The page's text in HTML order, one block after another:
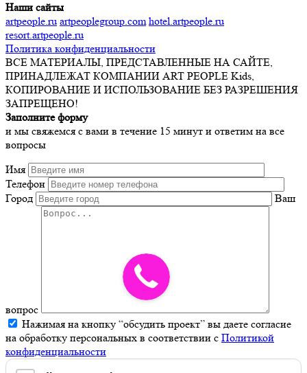
Наши сайты
artpeople.ru artpeoplegroup.com hotel.artpeople.ru
resort.artpeople.ru
Политика конфиденциальности
ВСЕ МАТЕРИАЛЫ, ПРЕДСТАВЛЕННЫЕ НА САЙТЕ,
ПРИНАДЛЕЖАТ КОМПАНИИ ART PEOPLE Kids,
КОПИРОВАНИЕ И ИСПОЛЬЗОВАНИЕ БЕЗ РАЗРЕШЕНИЯ
ЗАПРЕЩЕНО!
Заполните форму
и мы свяжемся с вами в течение 15 минут и ответим на все
вопросы
Имя
Телефон
Город
Ваш
вопрос
Нажимая на кнопку “обсудить проект” вы даете согласие
на обработку персональных в соответствии с Политикой
конфиденциальности